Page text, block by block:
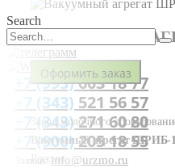
Search
+7 (993)603 18 77
+7 (343) 521 56 57
+7 (343)271 60 80
+7 (900)205 18 55
Заявки: info@urzmo.ru
ВАКУУМНЫЙ
Оформить заказ
Завод молочного
Вакуумный агрегат ШРИБ-
России.